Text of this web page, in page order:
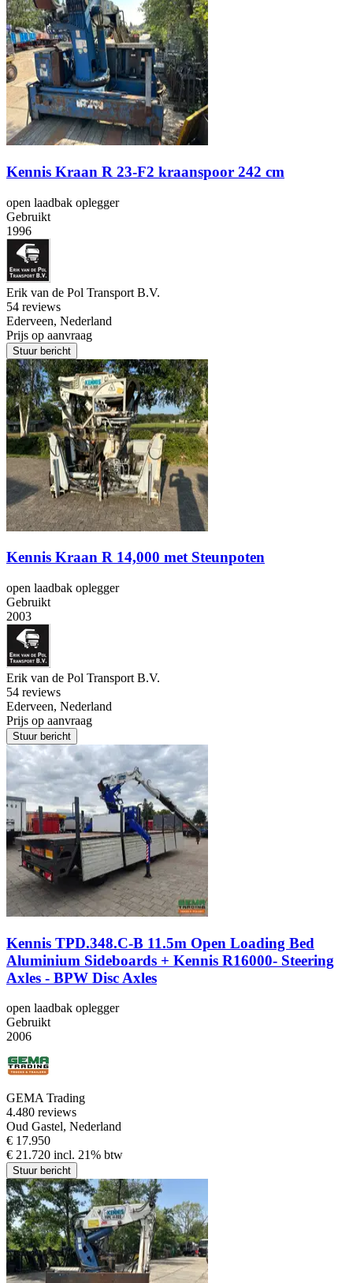
Kennis Kraan R 23-F2 kraanspoor 242 cm
open laadbak oplegger
Gebruikt
1996
Erik van de Pol Transport B.V.
54 reviews
Ederveen, Nederland
Prijs op aanvraag
Stuur bericht
Kennis Kraan R 14,000 met Steunpoten
open laadbak oplegger
Gebruikt
2003
Erik van de Pol Transport B.V.
54 reviews
Ederveen, Nederland
Prijs op aanvraag
Stuur bericht
Kennis TPD.348.C-B 11.5m Open Loading Bed
Aluminium Sideboards + Kennis R16000- Steering
Axles - BPW Disc Axles
open laadbak oplegger
Gebruikt
2006
GEMA Trading
4.480 reviews
Oud Gastel, Nederland
€ 17.950
€ 21.720 incl. 21% btw
Stuur bericht